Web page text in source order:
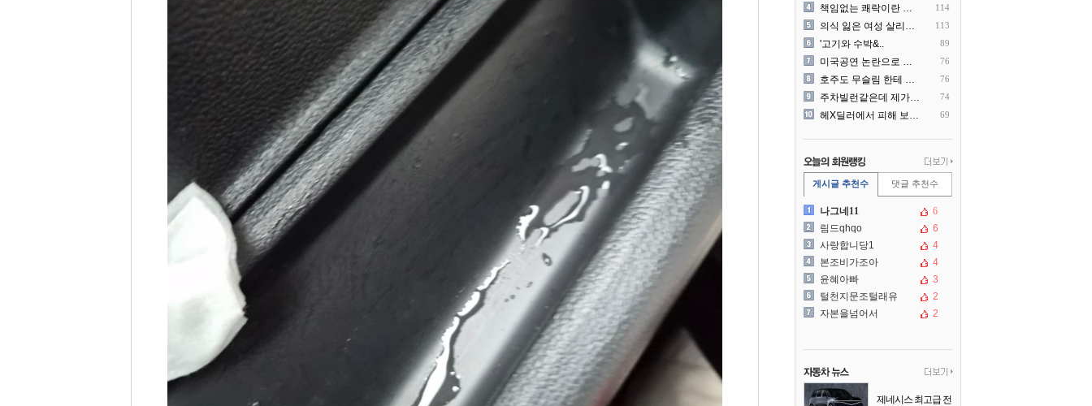
책임없는 쾌락이란 말에 빡친.. 114
의식 잃은 여성 살리려다 성.. 113
'고기와 수박&.. 89
미국공연 논란으로 지금 다시.. 76
호주도 무슬림 한테 점령 당.. 76
주차빌런같은데 제가 잘못한건.. 74
헤X딜러에서 피해 보신분 더.. 69
게시글 추천수 댓글 추천수
나그네11
6
림드qhqo
6
사랑합니당1
4
본조비가조아
4
윤혜아빠
3
털천지문조털래유
2
자본을넘어서
2
제네시스 최고급 전